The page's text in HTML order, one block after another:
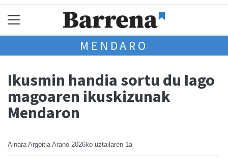
MENDARO
Ikusmin handia sortu du Iago
magoaren ikuskizunak
Mendaron
Ainara Argoitia Arano 2026ko uztailaren 1a